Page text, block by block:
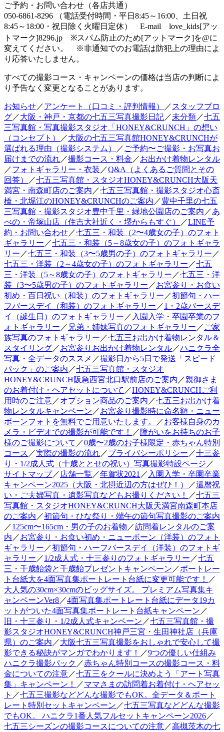
ご予約・お問い合わせ（各店共通）
050-6861-8296 （電話受付時間・平日8:45～16:00、土日祝
8:45～18:00・祝日除く火曜日定休） E-mail love_kids[アッ
トマーク]8296.jp ※スパム防止のため[アットマーク]を@に
変えてください。 ※非通知でのお電話は防犯上の理由によ
り応答いたしません。
すべての撮影コース・キャンペーンの価格は当店の判断によ
り予告なく変更となることがあります。
お知らせ／アンケート（口コミ・評判情報） ／ スタッフブロ
グ／大阪・神戸・京都の七五三写真撮影日記／未分類／七五
三写真館・写真撮影スタジオ「HONEY&CRUNCH」の想い
（コンセプト）
／大阪の七五三写真館HONEY&CRUNCHが
選ばれる理由（撮影システム）
／ ご予約〜ご撮影・お写真お
届けまでの流れ／撮影コース・料金 ／お出かけ着物レンタル
／フォトギャラリー・衣装 ／Q&A（よくあるご質問とその
回答）
／七五三写真館・スタジオHONEY&CRUNCH大阪天
満宮・南森町店のご案内 ／七五三写真館・撮影スタジオ心斎
橋・北堀江のHONEY&CRUNCHのご案内 ／豊中千里の七五
三写真館・撮影スタジオ豊中千里・緑地公園店のご案内 ／あ
べの・帝塚山店（住吉大社近く・堺からもすぐ）
／LINE予
約・お問い合わせ／七五三・和装（2〜4歳女の子）のフォト
ギャラリー ／七五三・和装（5～8歳女の子）のフォトギャラ
リー ／七五三・和装（3〜5歳男の子）のフォトギャラリー ／
七五三・洋装（2～4歳女の子）のフォトギャラリー ／七五
三・洋装（5～8歳女の子）のフォトギャラリー ／七五三・洋
装（3〜5歳男の子）のフォトギャラリー ／お宮参り・お食い
初め・百日祝い（和装）のフォトギャラリー ／初節句・ハー
フバースデイ（和装）のフォトギャラリー ／1・2歳バースデ
イ（誕生日）のフォトギャラリー ／ 入園入学・卒園卒業のフ
ォトギャラリー ／ 兄弟・姉妹写真のフォトギャラリー ／ ご家
族写真のフォトギャラリー ／七五三お出かけ着物レンタル＆
スタイリング／お宮参りお出かけ着物レンタル／ハニクラ全
写真・全データのススメ ／撮影日から5日で発送「スピード
パック」のご案内 ／七五三写真館・スタジオ
HONEY&CRUNCH阪急西宮北口駅前店のご案内 ／親御さま
のお着付け・ヘアセットについて ／HONEY&CRUNCHご利
用時のご注意／オプション商品のご案内 ／七五三お出かけ着
物レンタルキャンペーン ／お宮参り撮影時に命名額・ニュー
ボーンフォトを無料でご用意いたします。
／お客様自身のカ
メラ・ビデオでの撮影が可能です！ ／障がいをお持ちのお子
様のご撮影について ／0歳〜2歳のお子様限定・赤ちゃん特別
コース ／実際の撮影の流れ／プライバシーポリシー ／十三参
り・1/2成人式（十歳ととせの祝い）写真撮影特設ページ ／
サイトマップ／ 店舗一覧 ／年賀状2021 ／ 入園入学・卒園卒業
キャンペーン2025（大阪・北摂近辺の方はぜひ！）
／還暦祝
い・ご夫婦写真・遺影写真などもお撮りください！ ／七五三
写真館・スタジオHONEY&CRUNCH大阪天満宮南森町本店
のご案内 ／初節句・ひな祭り・端午の節句写真撮影のご案内
／125cm〜165cm・男の子のお着物 ／訪問着レンタルのご案
内 ／お宮参り・お食い初め・ニューボーン（洋装）のフォト
ギャラリー ／初節句・ハーフバースデイ（洋装）のフォトギ
ャラリー ／1/2成人式・十三参りのフォトギャラリー ／七五
三・千歳飴袋と千歳飴プレゼントキャンペーン ／ポートレー
ト台紙大を4面写真集ポートレート台紙に変更可能です！ ／
大人気の30cm×30cmのビッグサイズ。 プレミアム写真集キ
ャンペーンVer8／4面写真集ポートレート台紙にデータ19カ
ットがついた4面写真集ポートレート台紙キャンペーン ／
旧・十三参り・1/2成人式キャンペーン ／七五三写真館・撮
影スタジオHONEY&CRUNCH神戸三宮・生田神社店（兵庫
県）のご案内 ／大阪七五三写真撮影をおしゃれで安心して撮
影できる秘訣がマンガでわかります！ ／9つの優しい仕組み
ハニクラ撮影パック ／赤ちゃん特別コースの撮影コース・料
金についての注意／七五三をクールに決めよう「アート写真
集」キャンペーン！ ／ママさまの訪問着お着付け・ヘアセッ
ト ／七五三撮影などどんな撮影でもOK。全データ＆ポート
レート特別セットキャンペーン ／七五三写真などどんな撮影
でもOK。 ハニクラ1番人気フルセットキャンペーン2026／
七五三シーズンの撮影コースについての注意／高槻茨木の七